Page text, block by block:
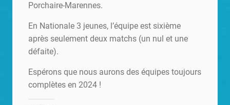
Porchaire-Marennes.
En Nationale 3 jeunes, l’équipe est sixième
après seulement deux matchs (un nul et une
défaite).
Espérons que nous aurons des équipes toujours
complètes en 2024 !